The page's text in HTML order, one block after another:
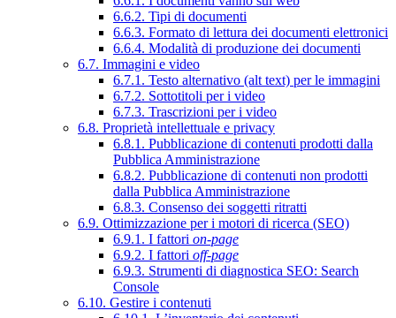
6.6.2. Tipi di documenti
6.6.3. Formato di lettura dei documenti elettronici
6.6.4. Modalità di produzione dei documenti
6.7. Immagini e video
6.7.1. Testo alternativo (alt text) per le immagini
6.7.2. Sottotitoli per i video
6.7.3. Trascrizioni per i video
6.8. Proprietà intellettuale e privacy
6.8.1. Pubblicazione di contenuti prodotti dalla
Pubblica Amministrazione
6.8.2. Pubblicazione di contenuti non prodotti
dalla Pubblica Amministrazione
6.8.3. Consenso dei soggetti ritratti
6.9. Ottimizzazione per i motori di ricerca (SEO)
6.9.1. I fattori on-page
6.9.2. I fattori off-page
6.9.3. Strumenti di diagnostica SEO: Search
Console
6.10. Gestire i contenuti